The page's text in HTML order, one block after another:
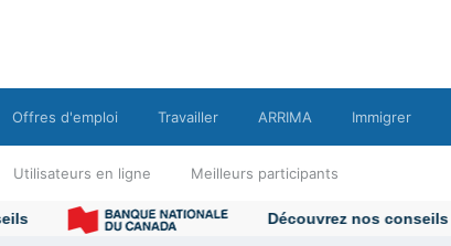
Utilisateurs en ligne Meilleurs participants
Offres d'emploi Travailler ARRIMA Immigrer